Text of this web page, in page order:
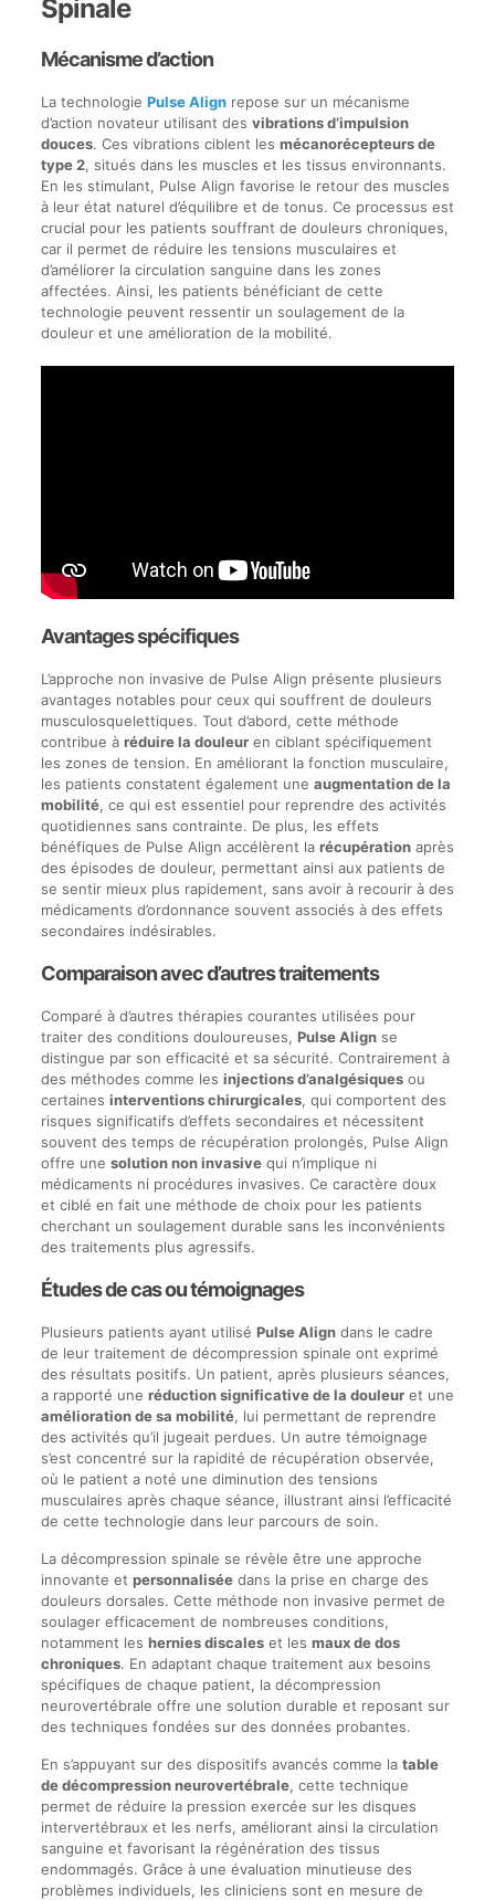
Spinale
Mécanisme d’action
La technologie Pulse Alignrepose sur un mécanisme
d’action novateur utilisant des vibrations d’impulsion
douces. Ces vibrations ciblent les mécanorécepteurs de
type 2, situés dans les muscles et les tissus environnants.
En les stimulant, Pulse Align favorise le retour des muscles
à leur état naturel d’équilibre et de tonus. Ce processus est
crucial pour les patients souffrant de douleurs chroniques,
car il permet de réduire les tensions musculaires et
d’améliorer la circulation sanguine dans les zones
affectées. Ainsi, les patients bénéficiant de cette
technologie peuvent ressentir un soulagement de la
douleur et une amélioration de la mobilité.
Avantages spécifiques
L’approche non invasive de Pulse Align présente plusieurs
avantages notables pour ceux qui souffrent de douleurs
musculosquelettiques. Tout d’abord, cette méthode
contribue à réduire la douleuren ciblant spécifiquement
les zones de tension. En améliorant la fonction musculaire,
les patients constatent également une augmentation de la
mobilité, ce qui est essentiel pour reprendre des activités
quotidiennes sans contrainte. De plus, les effets
bénéfiques de Pulse Align accélèrent la récupérationaprès
des épisodes de douleur, permettant ainsi aux patients de
se sentir mieux plus rapidement, sans avoir à recourir à des
médicaments d’ordonnance souvent associés à des effets
secondaires indésirables.
Comparaison avec d’autres traitements
Comparé à d’autres thérapies courantes utilisées pour
traiter des conditions douloureuses, Pulse Alignse
distingue par son efficacité et sa sécurité. Contrairement à
des méthodes comme les injections d’analgésiquesou
certaines interventions chirurgicales, qui comportent des
risques significatifs d’effets secondaires et nécessitent
souvent des temps de récupération prolongés, Pulse Align
offre une solution non invasivequi n’implique ni
médicaments ni procédures invasives. Ce caractère doux
et ciblé en fait une méthode de choix pour les patients
cherchant un soulagement durable sans les inconvénients
des traitements plus agressifs.
Études de cas ou témoignages
Plusieurs patients ayant utilisé Pulse Aligndans le cadre
de leur traitement de décompression spinale ont exprimé
des résultats positifs. Un patient, après plusieurs séances,
a rapporté une réduction significative de la douleuret une
amélioration de sa mobilité, lui permettant de reprendre
des activités qu’il jugeait perdues. Un autre témoignage
s’est concentré sur la rapidité de récupération observée,
où le patient a noté une diminution des tensions
musculaires après chaque séance, illustrant ainsi l’efficacité
de cette technologie dans leur parcours de soin.
La décompression spinale se révèle être une approche
innovante et personnaliséedans la prise en charge des
douleurs dorsales. Cette méthode non invasive permet de
soulager efficacement de nombreuses conditions,
notamment les hernies discaleset les maux de dos
chroniques. En adaptant chaque traitement aux besoins
spécifiques de chaque patient, la décompression
neurovertébrale offre une solution durable et reposant sur
des techniques fondées sur des données probantes.
En s’appuyant sur des dispositifs avancés comme la table
de décompression neurovertébrale, cette technique
permet de réduire la pression exercée sur les disques
intervertébraux et les nerfs, améliorant ainsi la circulation
sanguine et favorisant la régénération des tissus
endommagés. Grâce à une évaluation minutieuse des
problèmes individuels, les cliniciens sont en mesure de